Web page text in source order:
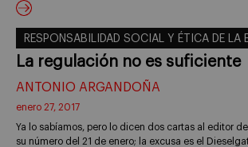
RESPONSABILIDAD SOCIAL Y ÉTICA DE LA
La regulación no es suficiente
ANTONIO ARGANDOÑA
enero 27, 2017
Ya lo sabíamos, pero lo dicen dos cartas al editor
su número del 21 de enero; la excusa es el